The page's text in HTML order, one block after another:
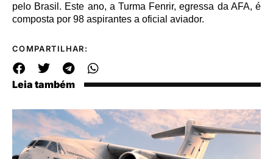
pelo Brasil. Este ano, a Turma Fenrir, egressa da AFA, é
composta por 98 aspirantes a oficial aviador.
COMPARTILHAR:
Leia também